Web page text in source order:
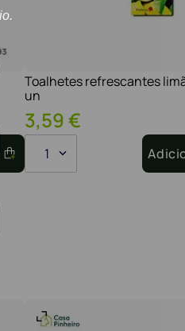
Toalhetes refrescantes
un
3,59€
1